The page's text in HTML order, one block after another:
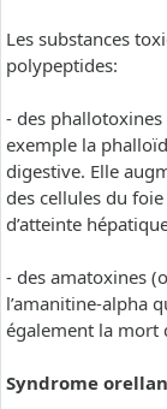
Les substances
polypeptides:
- des
exemple la
digestive. Elle
des cellules du
d’atteinte
- des amatoxines
l’amanitine-alpha
également la mort
Syndrome